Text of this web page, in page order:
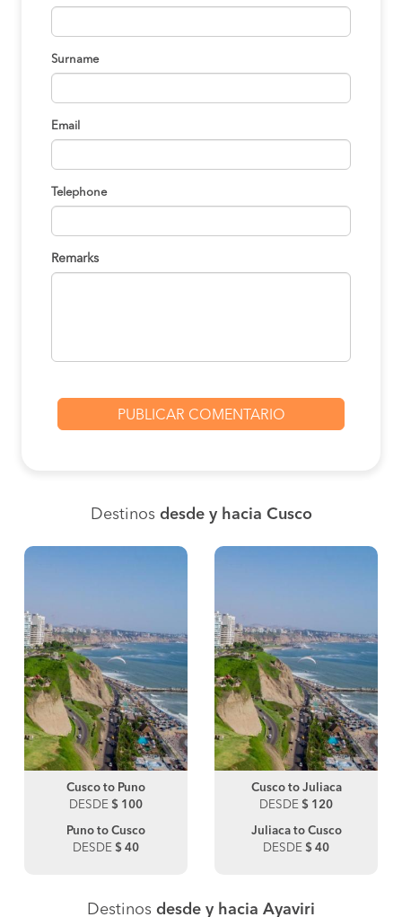
Surname
Email
Telephone
Remarks
Destinos desde y hacia Cusco
Cusco to Puno
DESDE $ 100
Puno to Cusco
DESDE $ 40
Cusco to Juliaca
DESDE $ 120
Juliaca to Cusco
DESDE $ 40
Destinos desde y hacia Ayaviri